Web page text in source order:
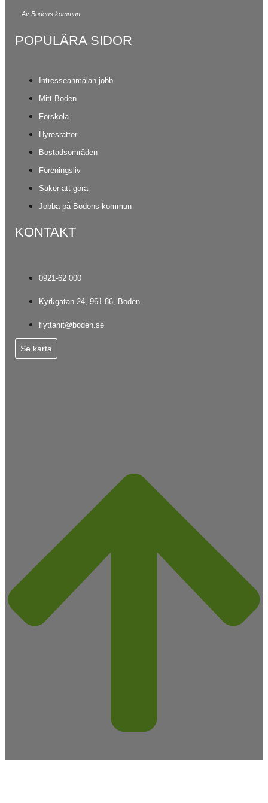
Av Bodens kommun
POPULÄRA SIDOR
Intresseanmälan jobb
Mitt Boden
Förskola
Hyresrätter
Bostadsområden
Föreningsliv
Saker att göra
Jobba på Bodens kommun
KONTAKT
0921-62 000
Kyrkgatan 24, 961 86, Boden
flyttahit@boden.se
Se karta